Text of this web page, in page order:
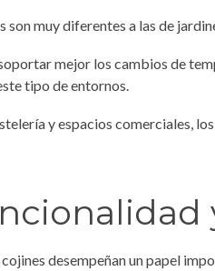
son muy diferentes a las de
mejor los cambios de
tipo de entornos.
y espacios comerciales,
desempeñan un papel